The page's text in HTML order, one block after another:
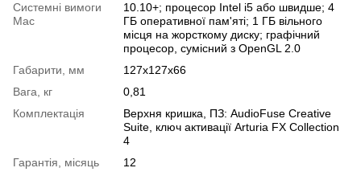
Системні вимоги
Mac
10.10+; процесор Intel i5 або швидше; 4
ГБ оперативної пам'яті; 1 ГБ вільного
місця на жорсткому диску; графічний
процесор, сумісний з OpenGL 2.0
Габарити, мм
127x127x66
Вага, кг
0,81
Комплектація
Верхня кришка, ПЗ: AudioFuse Creative
Suite, ключ активації Arturia FX Collection
4
Гарантія, місяць
12